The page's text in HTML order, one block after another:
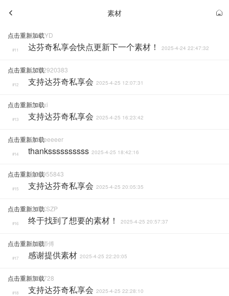
素材
点击重新加载
DYYYYD
#11 达芬奇私享会快点更新下一个素材！ 2025-4-24 22:47:32
点击重新加载A2742920383
#12 支持达芬奇私享会 2025-4-25 12:07:31
点击重新加载
Huanxi
#13 支持达芬奇私享会 2025-4-25 16:23:42
点击重新加载Aliciaeeeeer
#14 thankssssssssss 2025-4-25 18:42:16
点击重新加载1804955843
#15 支持达芬奇私享会 2025-4-25 20:05:35
点击重新加载
CMYKSZP
#16 终于找到了想要的素材！ 2025-4-25 20:57:37
点击重新加载
Se影师傅
#17 感谢提供素材 2025-4-25 22:20:05
点击重新加载
HZF2728
#18 支持达芬奇私享会 2025-4-25 22:28:10